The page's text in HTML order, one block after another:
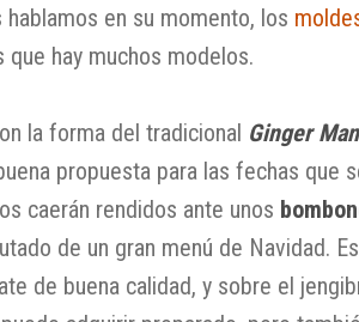
en su momento, los
que hay muchos modelos.
la forma del tradicional Ginger Man
propuesta para las fechas que
caerán rendidos ante unos
de un gran menú de Navidad.
de buena calidad, y sobre el